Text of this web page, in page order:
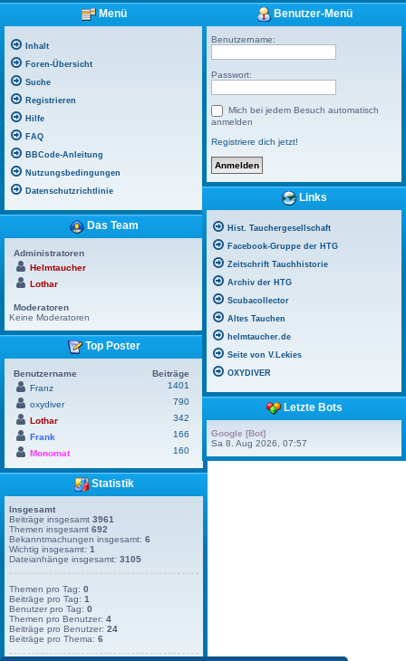
Menü
Inhalt
Foren-Übersicht
Suche
Registrieren
Hilfe
FAQ
BBCode-Anleitung
Nutzungsbedingungen
Datenschutzrichtlinie
Das Team
Administratoren
Helmtaucher
Lothar
Moderatoren
Keine Moderatoren
Top Poster
Benutzername
Beiträge
Franz
1401
oxydiver
790
Lothar
342
Frank
166
Monomat
160
Statistik
Insgesamt
Beiträge insgesamt 3961
Themen insgesamt 692
Bekanntmachungen insgesamt: 6
Wichtig insgesamt: 1
Dateianhänge insgesamt: 3105
Themen pro Tag: 0
Beiträge pro Tag: 1
Benutzer pro Tag: 0
Themen pro Benutzer: 4
Beiträge pro Benutzer: 24
Beiträge pro Thema: 6
Benutzer-Menü
Benutzername:
Passwort:
Mich bei jedem Besuch automatisch
anmelden
Registriere dich jetzt!
Links
Hist. Tauchergesellschaft
Facebook-Gruppe der HTG
Zeitschrift Tauchhistorie
Archiv der HTG
Scubacollector
Altes Tauchen
helmtaucher.de
Seite von V.Lekies
OXYDIVER
Letzte Bots
Google [Bot]
Sa 8. Aug 2026, 07:57